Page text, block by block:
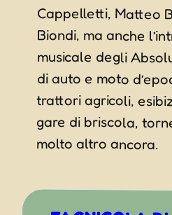
molto altro ancora.